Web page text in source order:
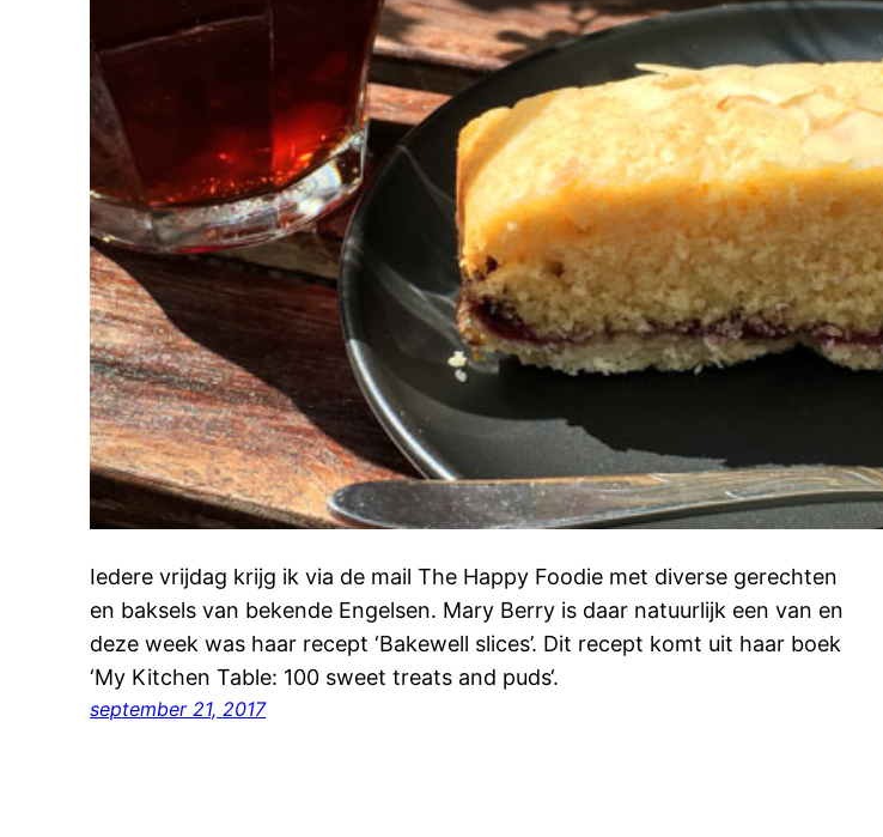
Iedere vrijdag krijg ik via de mail The Happy Foodie met diverse gerechten
en baksels van bekende Engelsen. Mary Berry is daar natuurlijk een van en
deze week was haar recept ‘Bakewell slices’. Dit recept komt uit haar boek
‘My Kitchen Table: 100 sweet treats and puds‘.
september 21, 2017